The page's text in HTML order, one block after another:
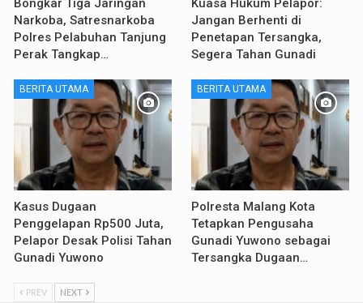
Bongkar Tiga Jaringan
Narkoba, Satresnarkoba
Polres Pelabuhan Tanjung
Perak Tangkap…
Kuasa Hukum Pelapor:
Jangan Berhenti di
Penetapan Tersangka,
Segera Tahan Gunadi
BERITA UTAMA
Kasus Dugaan
Penggelapan Rp500 Juta,
Pelapor Desak Polisi Tahan
Gunadi Yuwono
BERITA UTAMA
Polresta Malang Kota
Tetapkan Pengusaha
Gunadi Yuwono sebagai
Tersangka Dugaan…
PREV NEXT